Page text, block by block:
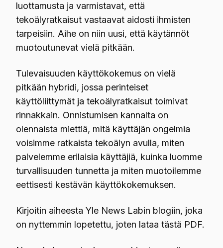
luottamusta ja varmistavat, että
tekoälyratkaisut vastaavat aidosti ihmisten
tarpeisiin. Aihe on niin uusi, että käytännöt
muotoutunevat vielä pitkään.
Tulevaisuuden käyttökokemus on vielä
pitkään hybridi, jossa perinteiset
käyttöliittymät ja tekoälyratkaisut toimivat
rinnakkain. Onnistumisen kannalta on
olennaista miettiä, mitä käyttäjän ongelmia
voisimme ratkaista tekoälyn avulla, miten
palvelemme erilaisia käyttäjiä, kuinka luomme
turvallisuuden tunnetta ja miten muotoilemme
eettisesti kestävän käyttökokemuksen.
Kirjoitin aiheesta Yle News Labin blogiin, joka
on nyttemmin lopetettu, joten lataa tästä PDF.